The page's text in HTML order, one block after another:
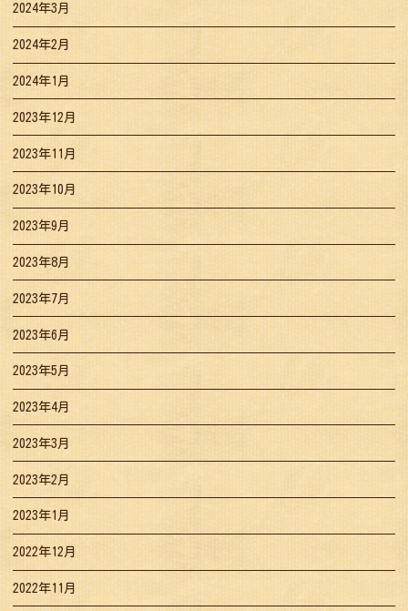
2024年3月
2024年2月
2024年1月
2023年12月
2023年11月
2023年10月
2023年9月
2023年8月
2023年7月
2023年6月
2023年5月
2023年4月
2023年3月
2023年2月
2023年1月
2022年12月
2022年11月